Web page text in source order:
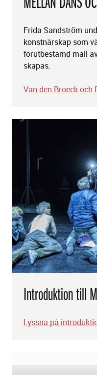
Frida Sandström
konstnärskap som
förutbestämd mall
skapas.
Van den Broeck och
Introduktion till
Lyssna på